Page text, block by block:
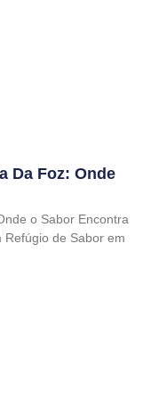
Da Foz: Onde
o Sabor Encontra
de Sabor em